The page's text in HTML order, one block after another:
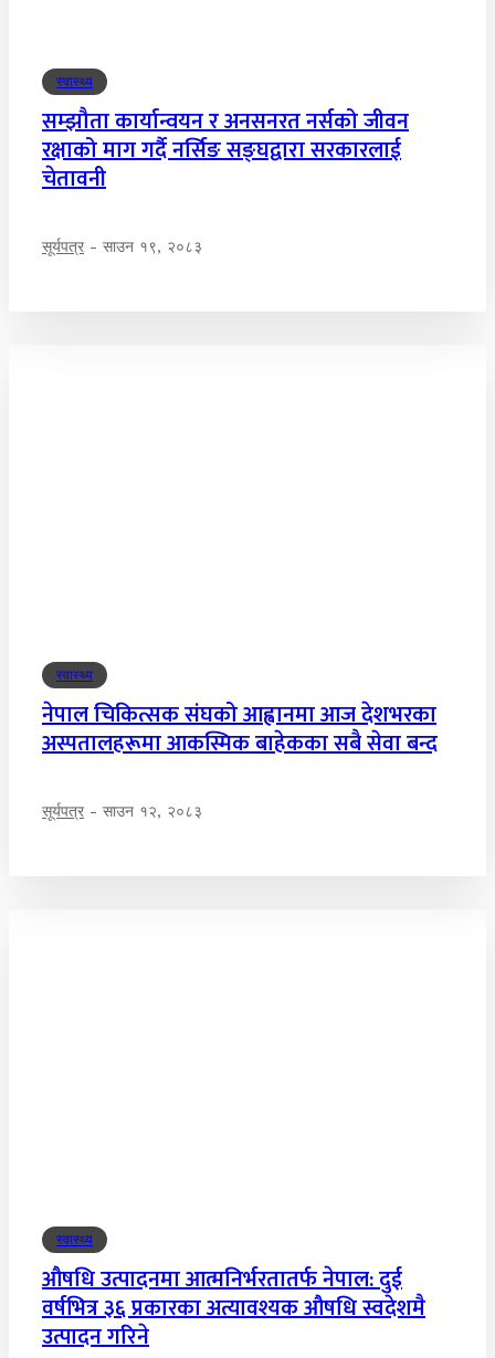
स्वास्थ्य
सम्झौता कार्यान्वयन र अनसनरत नर्सको जीवन
रक्षाको माग गर्दै नर्सिङ सङ्घद्वारा सरकारलाई
चेतावनी
सूर्यपत्र - साउन १९, २०८३
स्वास्थ्य
नेपाल चिकित्सक संघको आह्वानमा आज देशभरका
अस्पतालहरूमा आकस्मिक बाहेकका सबै सेवा बन्द
सूर्यपत्र - साउन १२, २०८३
स्वास्थ्य
औषधि उत्पादनमा आत्मनिर्भरतातर्फ नेपाल: दुई
वर्षभित्र ३६ प्रकारका अत्यावश्यक औषधि स्वदेशमै
उत्पादन गरिने